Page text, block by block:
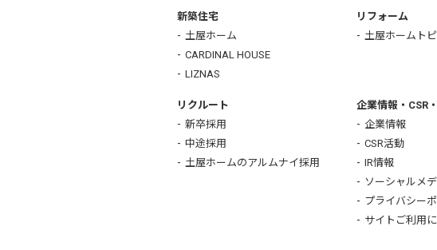
新築住宅
土屋ホーム
CARDINAL HOUSE
LIZNAS
リフォーム
土屋ホームト
リクルート
新卒採用
中途採用
土屋ホームのアルムナイ採用
企業情報・CSR
企業情報
CSR活動
IR情報
ソーシャルメ
プライバシー
サイトご利用